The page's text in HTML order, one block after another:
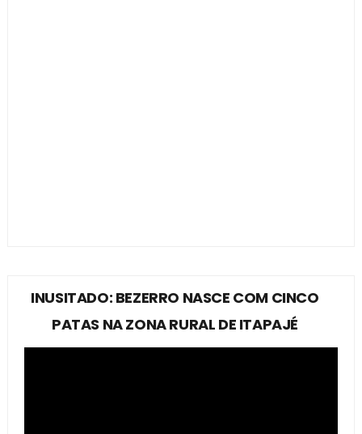
INUSITADO: BEZERRO NASCE COM CINCO
PATAS NA ZONA RURAL DE ITAPAJÉ